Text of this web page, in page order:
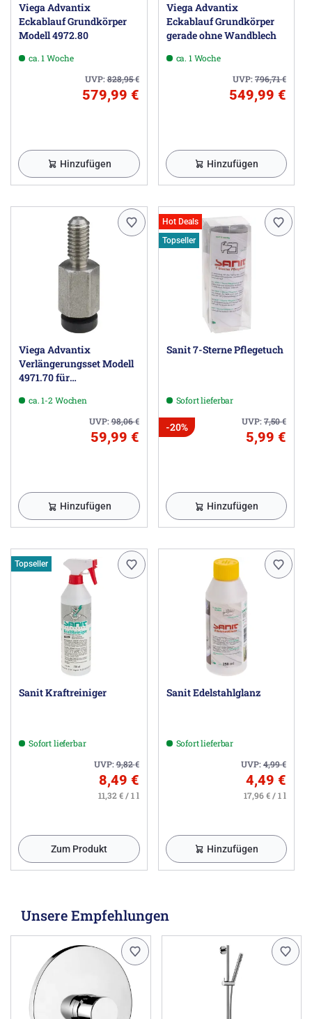
Viega Advantix
Eckablauf Grundkörper
Modell 4972.80
ca. 1 Woche
UVP:828,95€
579,99 €
Hinzufügen
Viega Advantix
Eckablauf Grundkörper
gerade ohne Wandblech
ca. 1 Woche
UVP:796,71€
549,99 €
Hinzufügen
Viega Advantix
Verlängerungsset Modell
4971.70 für
ca. 1-2 Wochen
UVP:98,06€
59,99 €
Hinzufügen
Hot Deals
Topseller
Sanit 7-Sterne Pflegetuch
Sofort lieferbar
UVP:7,50€
-20%
5,99 €
Hinzufügen
Topseller
Sanit Kraftreiniger
Sofort lieferbar
UVP:9,82€
8,49 €
11,32 € / 1 l
Zum Produkt
Sanit Edelstahlglanz
Sofort lieferbar
UVP:4,99€
4,49 €
17,96 € / 1 l
Hinzufügen
Unsere Empfehlungen